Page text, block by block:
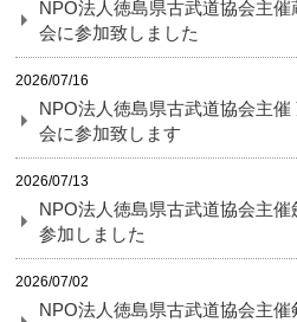
NPO法人徳島県古武道協会主
会に参加致しました
2026/07/16
NPO法人徳島県古武道協会主
会に参加致します
2026/07/13
NPO法人徳島県古武道協会主
参加しました
2026/07/02
NPO法人徳島県古武道協会主